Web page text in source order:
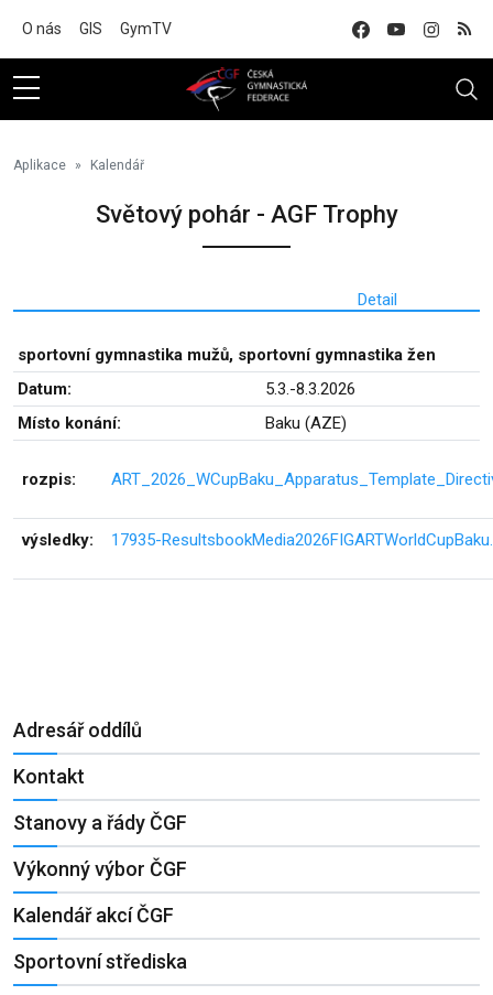
O nás GIS GymTV
Aplikace Kalendář
Světový pohár - AGF Trophy
Detail
sportovní gymnastika mužů, sportovní gymnastika žen
Datum:
5.3.-8.3.2026
Místo konání:
Baku (AZE)
rozpis:
výsledky: 17935-
Adresář oddílů
Kontakt
Stanovy a řády ČGF
Výkonný výbor ČGF
Kalendář akcí ČGF
Sportovní střediska